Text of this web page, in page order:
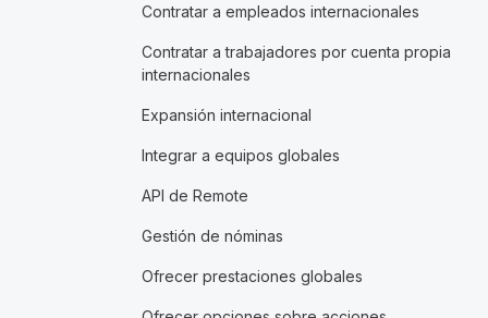
Contratar a empleados internacionales
Contratar a trabajadores por cuenta propia
internacionales
Expansión internacional
Integrar a equipos globales
API de Remote
Gestión de nóminas
Ofrecer prestaciones globales